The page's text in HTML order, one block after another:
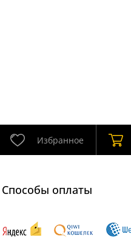
Избранное
Способы оплаты